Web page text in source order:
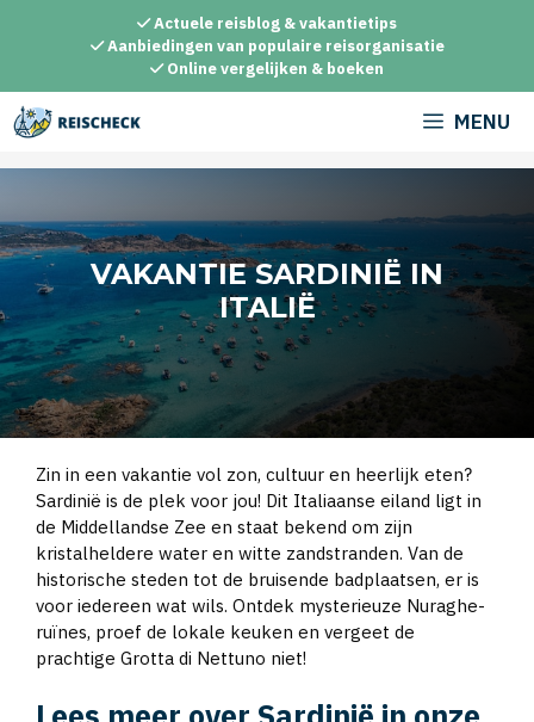
inhoud
Actuele reisblog & vakantietips
Aanbiedingen van populaire reisorganisatie
Online vergelijken & boeken
MENU
VAKANTIE SARDINIË IN
ITALIË
Zin in een vakantie vol zon, cultuur en heerlijk eten?
Sardinië is de plek voor jou! Dit Italiaanse eiland ligt in
de Middellandse Zee en staat bekend om zijn
kristalheldere water en witte zandstranden. Van de
historische steden tot de bruisende badplaatsen, er is
voor iedereen wat wils. Ontdek mysterieuze Nuraghe-
ruïnes, proef de lokale keuken en vergeet de
prachtige Grotta di Nettuno niet!